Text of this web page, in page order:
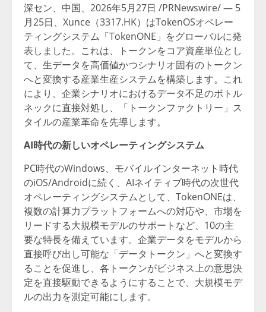
深セン、中国、2026年5月27日 /PRNewswire/ — 5
月25日、Xunce（3317.HK）はTokenOSオペレー
ティングシステム「TokenONE」をグローバルに発
表しました。これは、トークンをコア資産単位とし
て、生データを高価値かつシナリオ固有のトークン
へと変換する産業生産システムを構築します。これ
により、企業シナリオにおけるデータ不足のボトル
ネックに直接対処し、「トークンファクトリー」ス
タイルの産業革命を先導します。
AI時代の新しいオペレーティングシステム
PC時代のWindows、モバイルインターネット時代
のiOS/Androidに続く、AIネイティブ時代の次世代
オペレーティングシステムとして、TokenONEは、
複数の計算力プラットフォームへの対応や、市場を
リードする大規模モデルのサポートなど、10の主
要な特長を備えています。企業データをモデルから
直接呼び出し可能な「データトークン」へと変換す
ることを促進し、各トークンがビジネス上の意思決
定を直接駆動できるようにすることで、大規模モデ
ルの出力を測定可能にします。